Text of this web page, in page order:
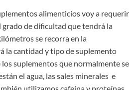
alimenticios voy a requerir
grado de dificultad que tendrá la
se recorra en la
la cantidad y tipo de suplemento
suplementos que normalmente se
el agua, las sales minerales e